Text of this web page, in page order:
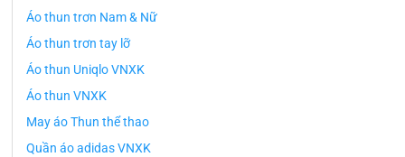
Áo thun trơn Nam & Nữ
Áo thun trơn tay lỡ
Áo thun Uniqlo VNXK
Áo thun VNXK
May áo Thun thể thao
Quần áo adidas VNXK